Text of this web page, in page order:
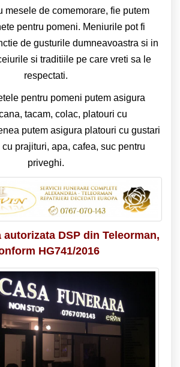
mesele de comemorare, fie putem
pentru pomeni. Meniurile pot fi
de gusturile dumneavoastra si in
si traditiile pe care vreti sa le
respectati.
pentru pomeni putem asigura
tacam, colac, platouri cu
putem asigura platouri cu gustari
prajituri, apa, cafea, suc pentru
priveghi.
DSP din Teleorman,
HG741/2016